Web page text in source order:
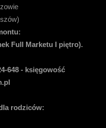
Full Marketu I piętro).
648 - księgowość
rodziców: